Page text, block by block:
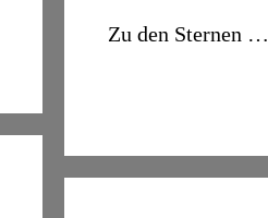
Zu den Sternen …